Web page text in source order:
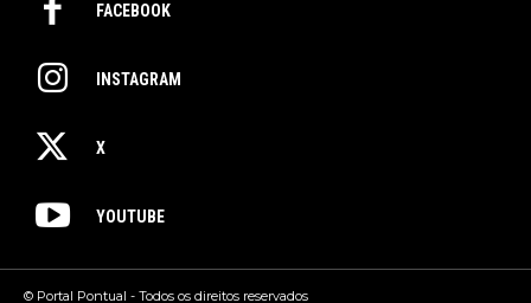
FACEBOOK
INSTAGRAM
X
YOUTUBE
© Portal Pontual - Todos os direitos reservados